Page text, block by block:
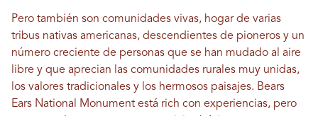
Pero también son comunidades vivas, hogar de varias
tribus nativas americanas, descendientes de pioneros y un
número creciente de personas que se han mudado al aire
libre y que aprecian las comunidades rurales muy unidas,
los valores tradicionales y los hermosos paisajes. Bears
Ears National Monument está rich con experiencias, pero